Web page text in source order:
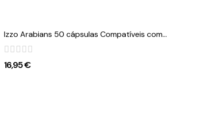
Izzo Arabians 50 cápsulas Compatíveis com...
16,95 €